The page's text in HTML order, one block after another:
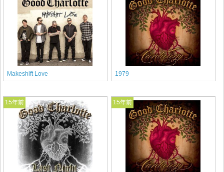
Makeshift Love 1979
15年前 15年前